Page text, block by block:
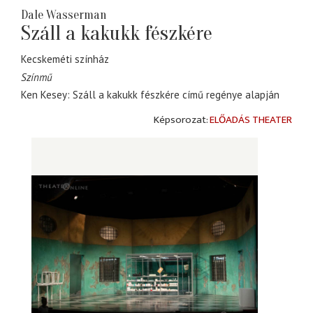
Dale Wasserman
Száll a kakukk fészkére
Kecskeméti színház
Színmű
Ken Kesey: Száll a kakukk fészkére című regénye alapján
ELŐADÁS THEATER